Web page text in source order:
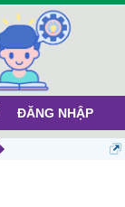
ĐĂNG NHẬP